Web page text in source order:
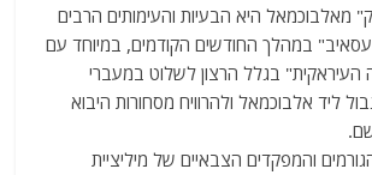
היא הבעיות והעימותים הרבים
במהלך החודשים הקודמים, במיוחד עם
העיראקית" בגלל הרצון לשלוט במעברי
ליד אלבוכמאל ולהרוויח מסחורות היבוא
והמפקדים הצבאיים של מיליציית